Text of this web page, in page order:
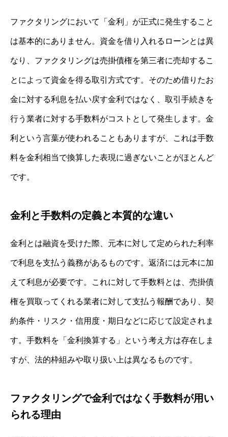
ファクタリングにおいて「金利」が正式に発生すること
は基本的にありません。資金を借り入れるローンとは異
なり、ファクタリングは売掛債権を第三者に売却するこ
とによって資金を得る取引方式です。そのため借りたお
金に対する利息を払い戻す金利ではなく、取引手続きを
行う業者に対する手数料がコストとして発生します。金
利という言葉が使われることもありますが、これは手数
料を金利相当で換算した表現に過ぎないことがほとんど
です。
金利と手数料の定義と本質的な違い
金利とは融資を受けた際、元本に対して定められた利率
で利息を支払う義務があるものです。返済には元本に加
えて利息が必要です。これに対して手数料とは、売掛債
権を買取ってくれる業者に対して支払う報酬であり、契
約条件・リスク・信用度・期日などに応じて設定されま
す。手数料を「金利換算する」という考え方は存在しま
すが、法的枠組みや取り扱い上は異なるものです。
ファクタリングで金利ではなく手数料が用い
られる理由